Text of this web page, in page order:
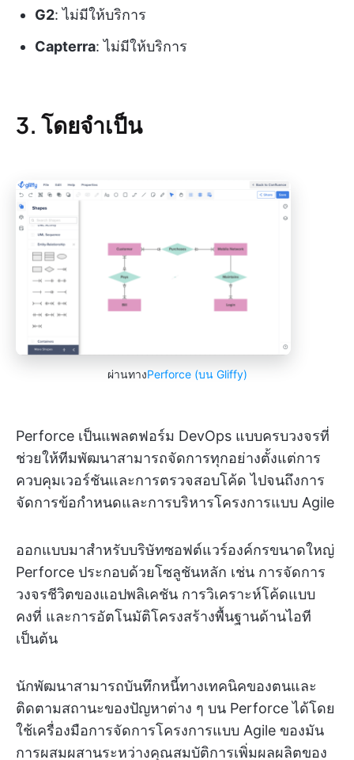
G2: ไม่มีให้บริการ
Capterra: ไม่มีให้บริการ
3. โดยจำเป็น
ผ่านทางPerforce (บน Gliffy)
Perforce เป็นแพลตฟอร์ม DevOps แบบครบวงจรที่
ช่วยให้ทีมพัฒนาสามารถจัดการทุกอย่างตั้งแต่การ
ควบคุมเวอร์ชันและการตรวจสอบโค้ด ไปจนถึงการ
จัดการข้อกำหนดและการบริหารโครงการแบบ Agile
ออกแบบมาสำหรับบริษัทซอฟต์แวร์องค์กรขนาดใหญ่
Perforce ประกอบด้วยโซลูชันหลัก เช่น การจัดการ
วงจรชีวิตของแอปพลิเคชัน การวิเคราะห์โค้ดแบบ
คงที่ และการอัตโนมัติโครงสร้างพื้นฐานด้านไอที
เป็นต้น
นักพัฒนาสามารถบันทึกหนี้ทางเทคนิคของตนและ
ติดตามสถานะของปัญหาต่าง ๆ บน Perforce ได้โดย
ใช้เครื่องมือการจัดการโครงการแบบ Agile ของมัน
การผสมผสานระหว่างคุณสมบัติการเพิ่มผลผลิตของ